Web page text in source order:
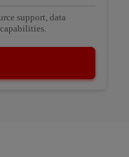
support, data